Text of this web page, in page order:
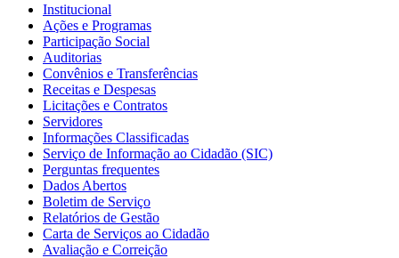
Institucional
Ações e Programas
Participação Social
Auditorias
Convênios e Transferências
Receitas e Despesas
Licitações e Contratos
Servidores
Informações Classificadas
Serviço de Informação ao Cidadão (SIC)
Perguntas frequentes
Dados Abertos
Boletim de Serviço
Relatórios de Gestão
Carta de Serviços ao Cidadão
Avaliação e Correição